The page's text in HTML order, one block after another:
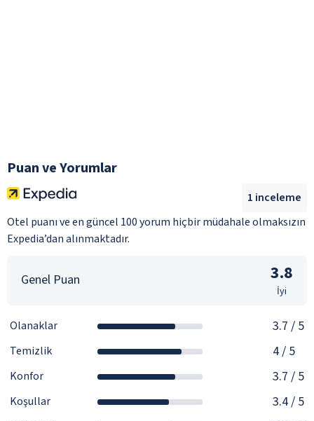
Puan ve Yorumlar
Otel puanı ve en güncel 100 yorum hiçbir müdahale olmaksızın
Expedia’dan alınmaktadır.
1 inceleme
Genel Puan 3.8
İyi
Olanaklar 3.7 / 5
Temizlik 4/ 5
Konfor 3.7 / 5
Koşullar 3.4/ 5